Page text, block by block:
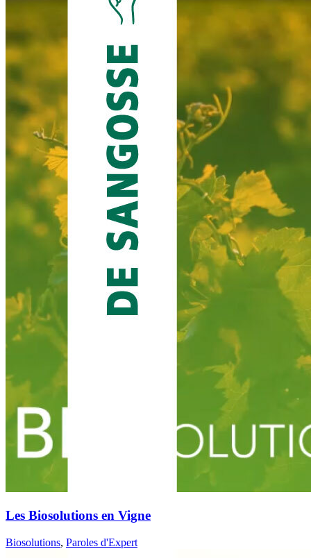
Les Biosolutions en Vigne
Biosolutions, Paroles d'Expert